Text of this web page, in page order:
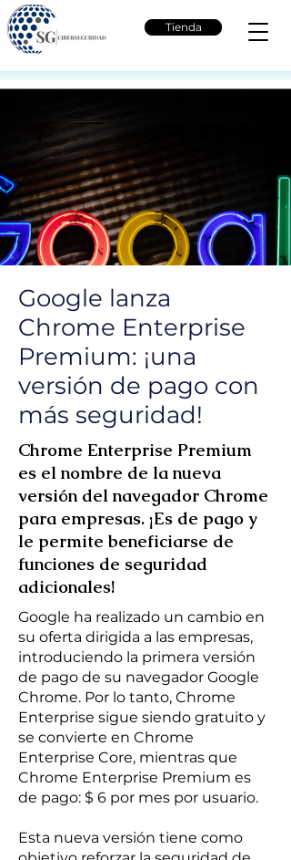
Tienda
Google lanza
Chrome Enterprise
Premium: ¡una
versión de pago con
más seguridad!
Chrome Enterprise Premium
es el nombre de la nueva
versión del navegador Chrome
para empresas. ¡Es de pago y
le permite beneficiarse de
funciones de seguridad
adicionales!
Google ha realizado un cambio en
su oferta dirigida a las empresas,
introduciendo la primera versión
de pago de su navegador Google
Chrome. Por lo tanto, Chrome
Enterprise sigue siendo gratuito y
se convierte en Chrome
Enterprise Core, mientras que
Chrome Enterprise Premium es
de pago: $ 6 por mes por usuario.
Esta nueva versión tiene como